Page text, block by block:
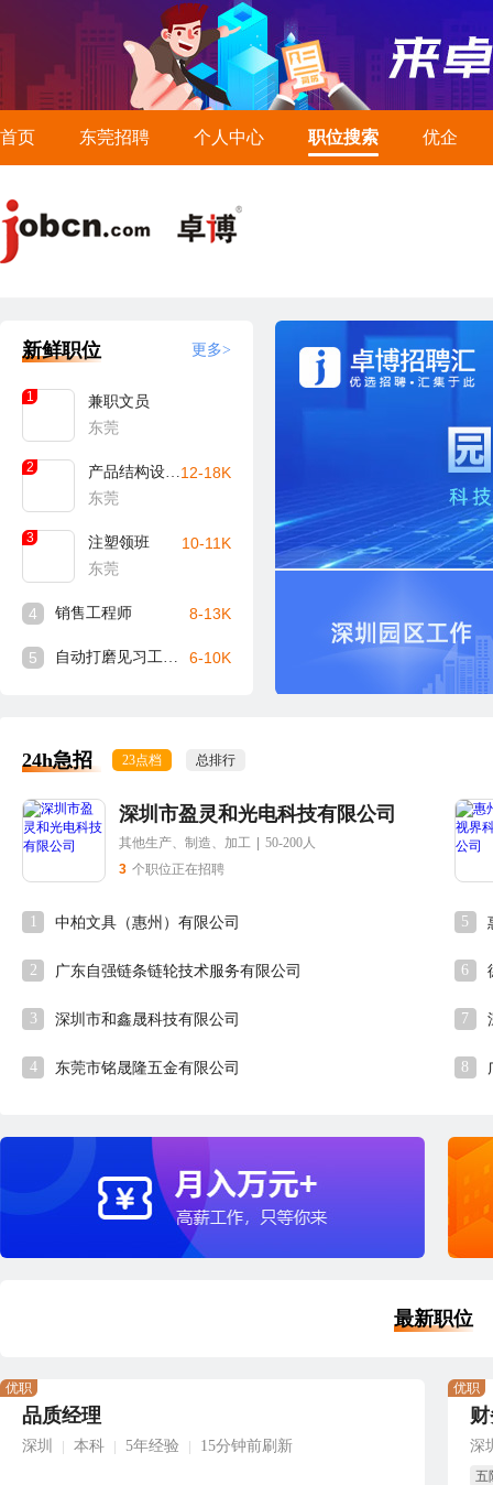
首页 东莞招聘 个人中心 职位搜索 优企
新鲜职位 更多>
1
兼职文员
东莞
2
产品结构设计工程师
东莞
12-18K
3
注塑领班
东莞
10-11K
4 销售工程师 8-13K
5 自动打磨见习工程师 6-10K
24h急招 23点档 总排行
深圳市盈灵和光电科技有限公司
其他生产、制造、加工
50-200人
3 个职位正在招聘
1 中柏文具（惠州）有限公司
2 广东自强链条链轮技术服务有限公司
3 深圳市和鑫晟科技有限公司
4 东莞市铭晟隆五金有限公司
5
6
7
8
最新职位
品质经理
深圳 本科 5年经验 15分钟前刷新
优职
深
五
优职